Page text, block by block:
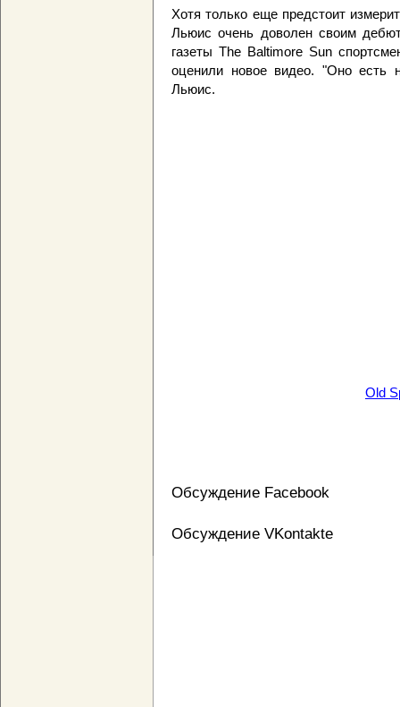
Хотя только еще предстоит
Льюис очень доволен своим
газеты The Baltimore Sun
оценили новое видео. "Оно есть
Льюис.
Old
Обсуждение Facebook
Обсуждение VKontakte